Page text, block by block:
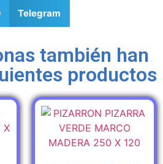
Telegram
también han
productos